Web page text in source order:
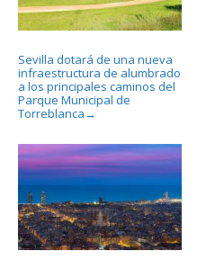
Sevilla dotará de una nueva
infraestructura de alumbrado
a los principales caminos del
Parque Municipal de
Torreblanca →